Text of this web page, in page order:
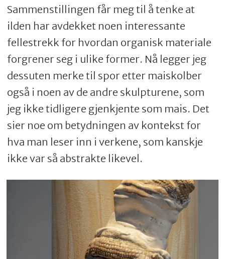
Sammenstillingen får meg til å tenke at
ilden har avdekket noen interessante
fellestrekk for hvordan organisk materiale
forgrener seg i ulike former. Nå legger jeg
dessuten merke til spor etter maiskolber
også i noen av de andre skulpturene, som
jeg ikke tidligere gjenkjente som mais. Det
sier noe om betydningen av kontekst for
hva man leser inn i verkene, som kanskje
ikke var så abstrakte likevel.